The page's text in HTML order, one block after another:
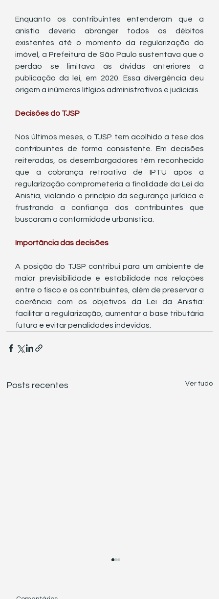
Enquanto os contribuintes entenderam que a
anistia deveria abranger todos os débitos
existentes até o momento da regularização do
imóvel, a Prefeitura de São Paulo sustentava que o
perdão se limitava às dívidas anteriores à
publicação da lei, em 2020. Essa divergência deu
origem a inúmeros litígios administrativos e judiciais.
Decisões do TJSP
Nos últimos meses, o TJSP tem acolhido a tese dos
contribuintes de forma consistente. Em decisões
reiteradas, os desembargadores têm reconhecido
que a cobrança retroativa de IPTU após a
regularização comprometeria a finalidade da Lei da
Anistia, violando o princípio da segurança jurídica e
frustrando a confiança dos contribuintes que
buscaram a conformidade urbanística.
Importância das decisões
A posição do TJSP contribui para um ambiente de
maior previsibilidade e estabilidade nas relações
entre o fisco e os contribuintes, além de preservar a
coerência com os objetivos da Lei da Anistia:
facilitar a regularização, aumentar a base tributária
futura e evitar penalidades indevidas.
Posts recentes Ver tudo